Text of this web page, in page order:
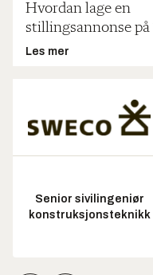
Hvordan lage en
stillingsannonse på
Les mer
Senior sivilingeniør
konstruksjonsteknikk